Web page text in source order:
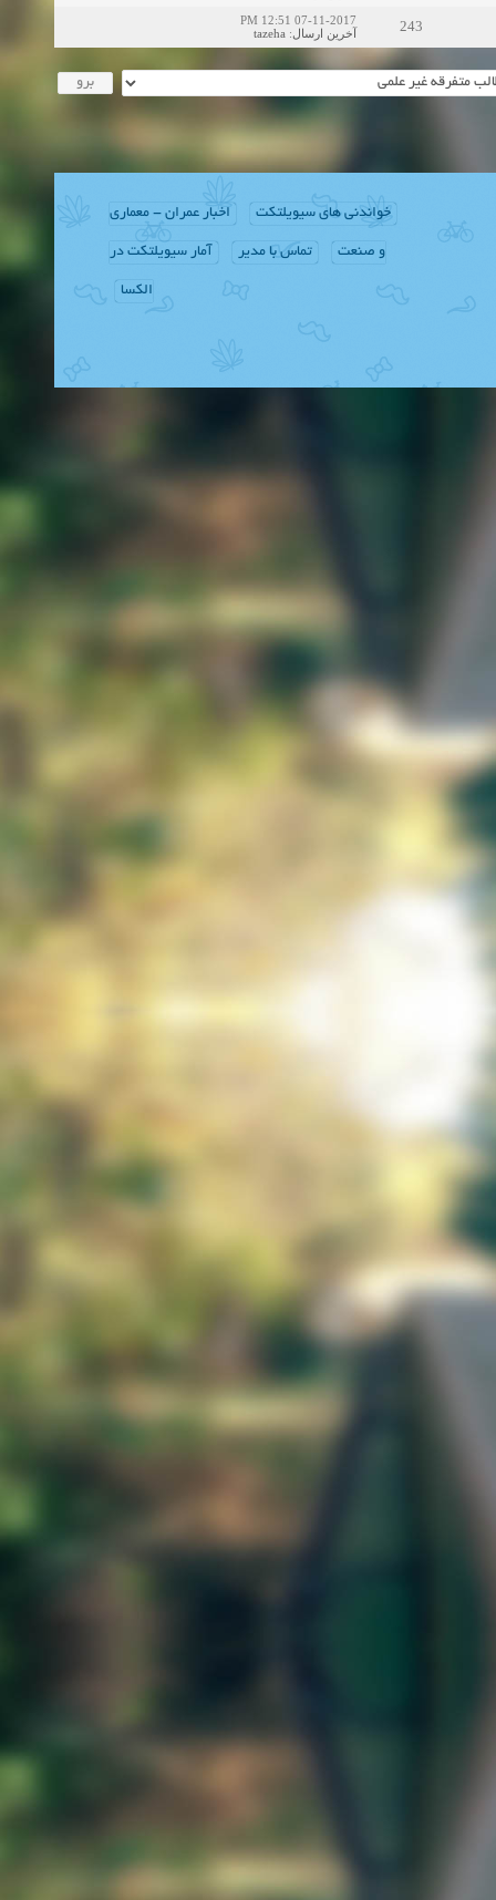
243
07-11-2017 12:51 PM
آخرین ارسال:
tazeha
خواندنی های سیویلتکت اخبار عمران - معماری
و صنعت تماس با مدیر آمار سیویلتکت در
الکسا